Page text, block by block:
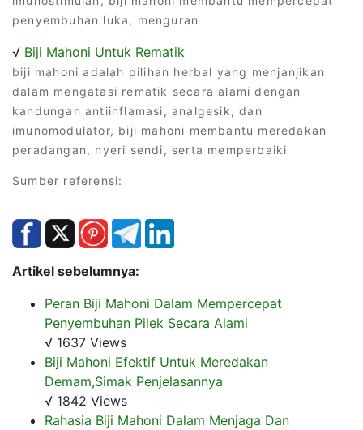
penyembuhan luka, menguran
√ Biji Mahoni Untuk Rematik
biji mahoni adalah pilihan herbal yang menjanjikan
dalam mengatasi rematik secara alami dengan
kandungan antiinflamasi, analgesik, dan
imunomodulator, biji mahoni membantu meredakan
peradangan, nyeri sendi, serta memperbaiki
Sumber referensi:
Artikel sebelumnya:
Peran Biji Mahoni Dalam Mempercepat
Penyembuhan Pilek Secara Alami
√ 1637 Views
Biji Mahoni Efektif Untuk Meredakan
Demam,Simak Penjelasannya
√ 1842 Views
Rahasia Biji Mahoni Dalam Menjaga Dan